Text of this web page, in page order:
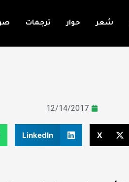
شعر حوار ترجمات
12/14/2017
X
LinkedIn